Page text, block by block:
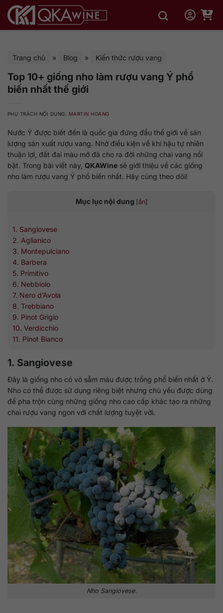
qua
Trang chủ » Blog » Kiến thức rượu vang
Top 10+ giống nho làm rượu vang Ý phổ
biến nhất thế giới
PHỤ TRÁCH NỘI DUNG: MARTIN HOANG
Nước Ý được biết đến là quốc gia đứng đầu thế giới về sản
lượng sản xuất rượu vang. Nhờ điều kiện về khí hậu tự nhiên
thuận lợi, đất đai màu mỡ đã cho ra đời những chai vang nổi
bật. Trong bài viết này, QKAWine sẽ giới thiệu về các giống
nho làm rượu vang Ý phổ biến nhất. Hãy cùng theo dõi!
Mục lục nội dung [ẩn]
1. Sangiovese
2. Aglianico
3. Montepulciano
4. Barbera
5. Primitivo
6. Nebbiolo
7. Nero d’Avola
8. Trebbiano
9. Pinot Grigio
10. Verdicchio
11. Pinot Bianco
1. Sangiovese
Đây là giống nho có vỏ sẫm màu được trồng phổ biến nhất ở Ý.
Nho có thể được sử dụng riêng biệt nhưng chủ yếu được dùng
để pha trộn cùng những giống nho cao cấp khác tạo ra những
chai rượu vang ngon với chất lượng tuyệt vời.
Nho Sangiovese.